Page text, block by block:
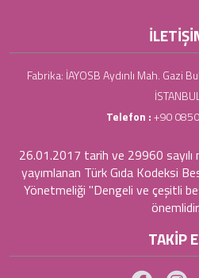
Fabrika: İAYOSB Aydınlı Mah. Gazi
Telefon :+90
26.01.2017 tarih ve 29960
yayımlanan Türk Gıda Kodeksi
Yönetmeliği "Dengeli ve çeşitli
TAKİP